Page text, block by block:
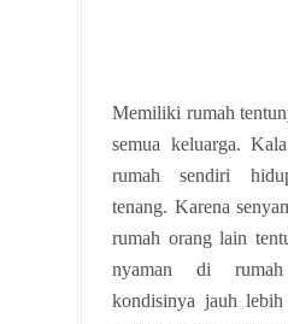
Memiliki rumah
semua keluarga.
rumah sendiri
tenang. Karena
rumah orang lain
nyaman di
kondisinya jauh lebih